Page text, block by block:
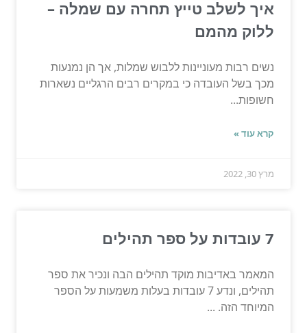
איך לשלב טייץ תחרה עם שמלה –
ללוק מהמם
נשים רבות מעוניינות ללבוש שמלות, אך הן נמנעות
מכך בשל העובדה כי במקרים רבים הרגליים נשארות
חשופות...
קרא עוד »
מרץ 30, 2022
7 עובדות על ספר תהילים
המאמר באדיבות מוקד תהילים הבה ונכיר את ספר
תהילים, ונדע 7 עובדות בעלות משמעות על הספר
המיוחד הזה. ...